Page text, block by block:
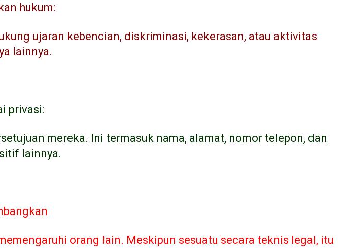
hukum:
ujaran kebencian, diskriminasi, kekerasan, atau aktivitas
lainnya.
privasi:
mereka. Ini termasuk nama, alamat, nomor telepon, dan
lainnya.
orang lain. Meskipun sesuatu secara teknis legal, itu